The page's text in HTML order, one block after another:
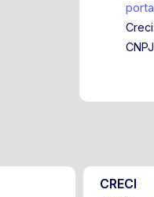
CRECI